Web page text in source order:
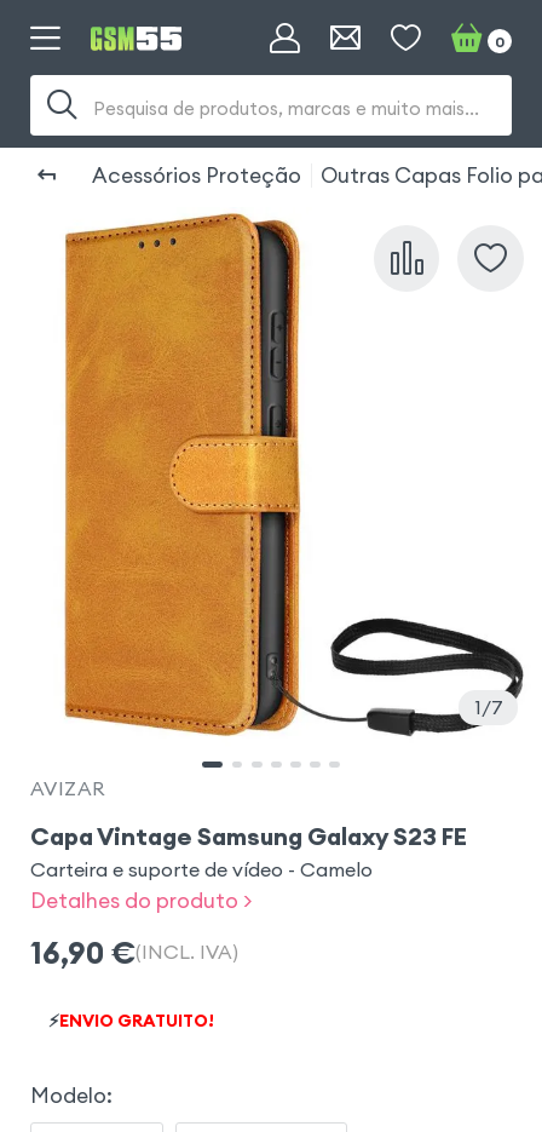
Pesquisa de produtos, marcas e muito mais...
0
Acessórios Proteção Outras Capas Folio
1 7
AVIZAR
Capa Vintage Samsung Galaxy S23 FE
Carteira e suporte de vídeo - Camelo
Detalhes do produto >
16,90 €(INCL. IVA)
⚡ENVIO GRATUITO!
Modelo: